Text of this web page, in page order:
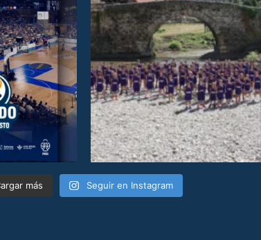
más Seguir en Instagram